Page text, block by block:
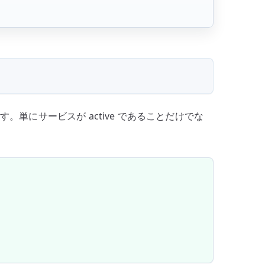
。単にサービスが active であることだけでな